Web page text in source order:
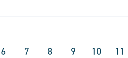
6 7 8 9 10 11